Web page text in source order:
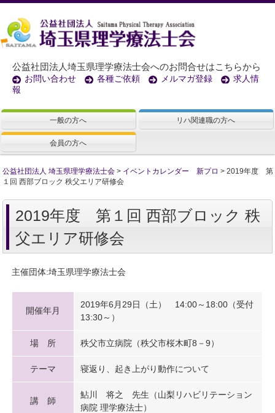
公益社団法人埼玉県理学療法士会へのお問合せはこちらから
お問い合わせ 各種ご依頼 メルマガ登録
求人情
報
一般の方へ リハ関連職の方へ
会員の方へ
公益社団法人 埼玉県理学療法士会 > イベントカレンダー 新プロ >2019年度 第
１回 西部ブロック 秩父エリア研修会
2019年度 第１回 西部ブロック 秩
父エリア研修会
主催団体:埼玉県理学療法士会
開催年月
2019年6月29日（土） 14:00～18:00（受付
13:30～）
場 所 秩父市立病院（秩父市桜木町8－9）
テーマ 寝返り、起き上がり動作について
講 師
鮎川 将之 先生（山梨リハビリテーション
病院 理学療法士）